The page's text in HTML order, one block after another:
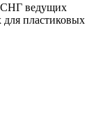
СНГ ведущих
пластиковых